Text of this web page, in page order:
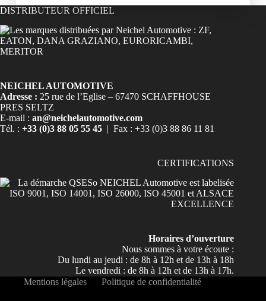
DISTRIBUTEUR OFFICIEL
NEICHEL AUTOMOTIVE
Adresse : 25 rue de l’Eglise – 67470 SCHAFFHOUSE
PRES SELTZ
E-mail : an@neichelautomotive.com
Tél. : +33 (0)3 88 05 55 45 | Fax : +33 (0)3 88 86 11 81
CERTIFICATIONS
Horaires d’ouverture
Nous sommes à votre écoute :
Du lundi au jeudi : de 8h à 12h et de 13h à 18h
Le vendredi : de 8h à 12h et de 13h à 17h.
Mentions légales
Politique de confidentialité